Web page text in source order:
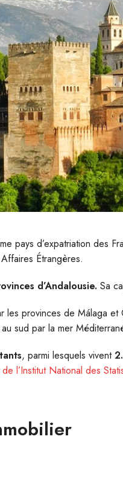
pays d’expatriation des
Étrangères.
d’Andalousie. Sa
les provinces de Málaga
sud par la mer
, parmi lesquels vivent
l’Institut National des